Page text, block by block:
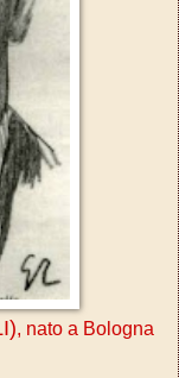
, nato a Bologna